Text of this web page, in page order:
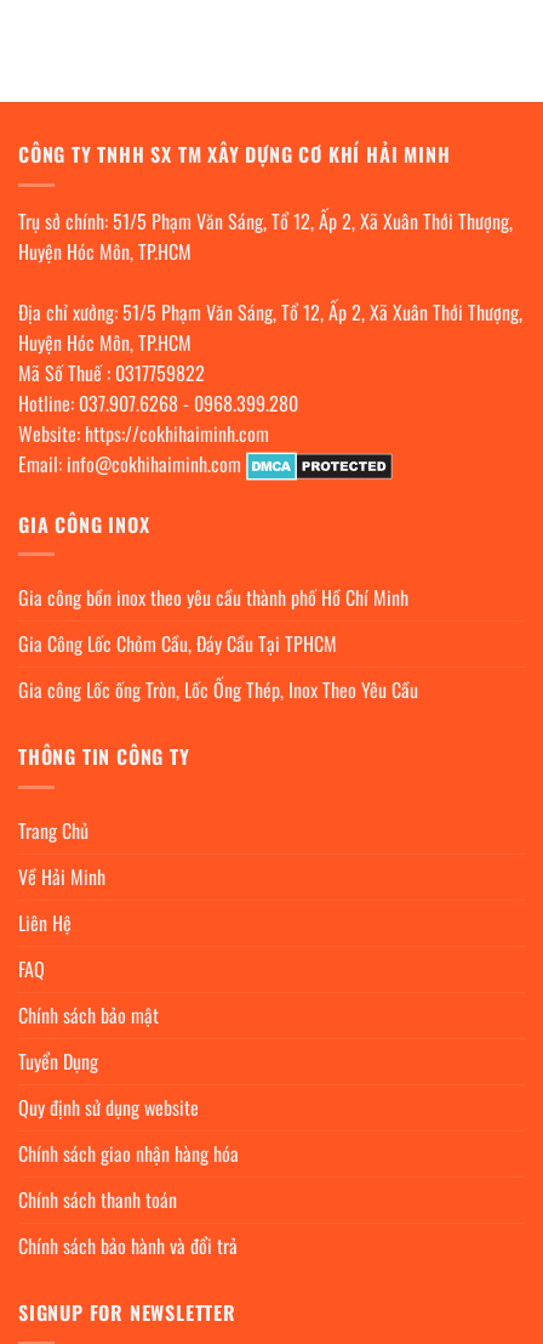
CÔNG TY TNHH SX TM XÂY DỰNG CƠ KHÍ HẢI MINH
Trụ sở chính: 51/5 Phạm Văn Sáng, Tổ 12, Ấp 2, Xã Xuân Thới Thượng,
Huyện Hóc Môn, TP.HCM
Địa chỉ xưởng: 51/5 Phạm Văn Sáng, Tổ 12, Ấp 2, Xã Xuân Thới Thượng,
Huyện Hóc Môn, TP.HCM
Mã Số Thuế : 0317759822
Hotline: 037.907.6268- 0968.399.280
Website: https://cokhihaiminh.com
Email: info@cokhihaiminh.com
GIA CÔNG INOX
Gia công bồn inox theo yêu cầu thành phố Hồ Chí Minh
Gia Công Lốc Chỏm Cầu, Đáy Cầu Tại TPHCM
Gia công Lốc ống Tròn, Lốc Ống Thép, Inox Theo Yêu Cầu
THÔNG TIN CÔNG TY
Trang Chủ
Về Hải Minh
Liên Hệ
FAQ
Chính sách bảo mật
Tuyển Dụng
Quy định sử dụng website
Chính sách giao nhận hàng hóa
Chính sách thanh toán
Chính sách bảo hành và đổi trả
SIGNUP FOR NEWSLETTER